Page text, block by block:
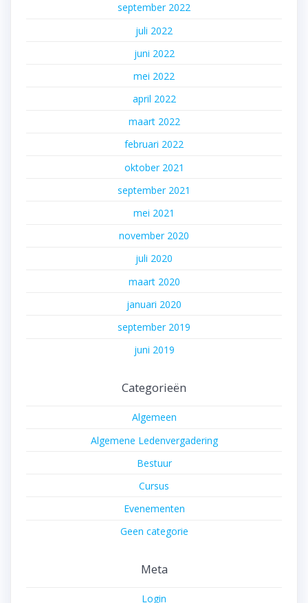
september 2022
juli 2022
juni 2022
mei 2022
april 2022
maart 2022
februari 2022
oktober 2021
september 2021
mei 2021
november 2020
juli 2020
maart 2020
januari 2020
september 2019
juni 2019
Categorieën
Algemeen
Algemene Ledenvergadering
Bestuur
Cursus
Evenementen
Geen categorie
Meta
Login